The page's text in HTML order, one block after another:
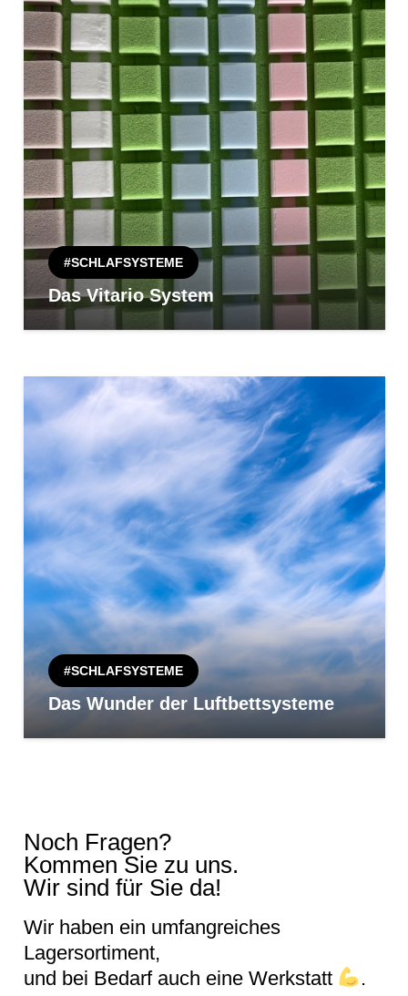
#SCHLAFSYSTEME
Das Vitario System
#SCHLAFSYSTEME
Das Wunder der Luftbettsysteme
Noch Fragen?
Kommen Sie zu uns.
Wir sind für Sie da!
Wir haben ein umfangreiches
Lagersortiment,
und bei Bedarf auch eine Werkstatt
.